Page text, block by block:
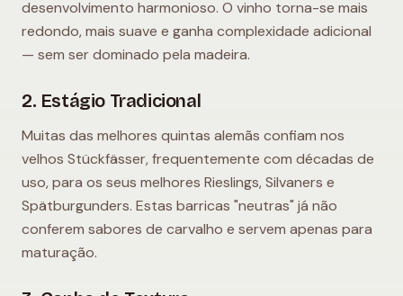
desenvolvimento harmonioso. O vinho torna-se mais
redondo, mais suave e ganha complexidade adicional
— sem ser dominado pela madeira.
2. Estágio Tradicional
Muitas das melhores quintas alemãs confiam nos
velhos Stückfässer, frequentemente com décadas de
uso, para os seus melhores Rieslings, Silvaners e
Spätburgunders. Estas barricas "neutras" já não
conferem sabores de carvalho e servem apenas para
maturação.